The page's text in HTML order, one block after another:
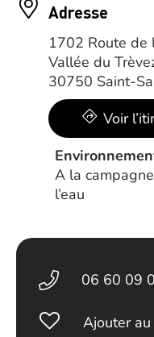
Adresse
1702 Route de
Vallée du
30750 Saint-
Voir
A la
l’eau
06 60 09
Ajouter